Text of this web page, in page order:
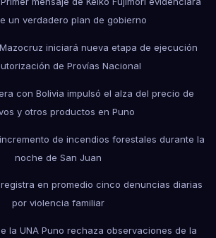
un verdadero plan de gobierno
iniciará nueva etapa de ejecución
de Provías Nacional
con Bolivia impulsó el alza del precio de
y otros productos en Puno
de incendios forestales durante la
noche de San Juan
en promedio cinco denuncias diarias
por violencia familiar
la UNA Puno rechaza observaciones de la